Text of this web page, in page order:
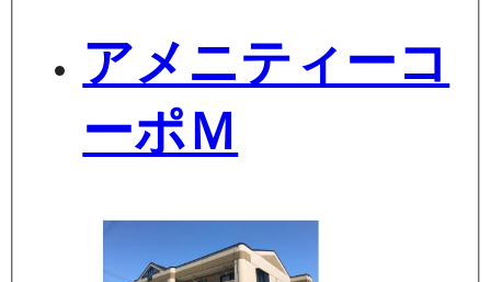
アメニティーコ
ーポＭ